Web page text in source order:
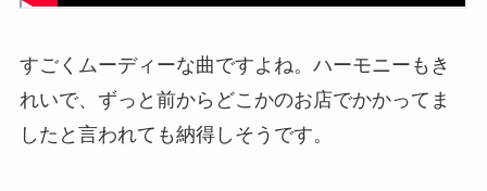
すごくムーディーな曲ですよね。ハーモニーもき
れいで、ずっと前からどこかのお店でかかってま
したと言われても納得しそうです。